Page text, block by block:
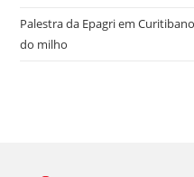
Palestra da Epagri em
do milho